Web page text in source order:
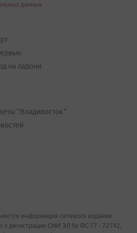
данных
на ладони
"Владивосток"
информация сетевого издания
о регистрации СМИ ЭЛ № ФС 77 - 72742,